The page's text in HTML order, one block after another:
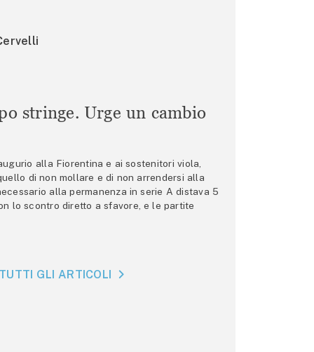
stringe. Urge un cambio
alla Fiorentina e ai sostenitori viola,
di non mollare e di non arrendersi alla
alla permanenza in serie A distava 5
lo scontro diretto a sfavore, e le partite
GLI ARTICOLI